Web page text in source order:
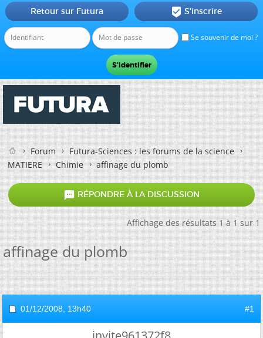
Se souvenir de moi ?
Retour sur Futura  S'inscrire
Forum
Futura-Sciences : les forums de la science
MATIERE
Chimie affinage du plomb
 RÉPONDRE À LA DISCUSSION
Affichage des résultats 1 à 1 sur 1
affinage du plomb
01/12/2008, 13h40 #1